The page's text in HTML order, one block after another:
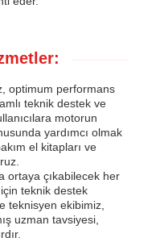
optimum performans
teknik destek ve
motorun
yardımcı olmak
el kitapları ve
ortaya çıkabilecek her
teknik destek
teknisyen ekibimiz,
uzman tavsiyesi,